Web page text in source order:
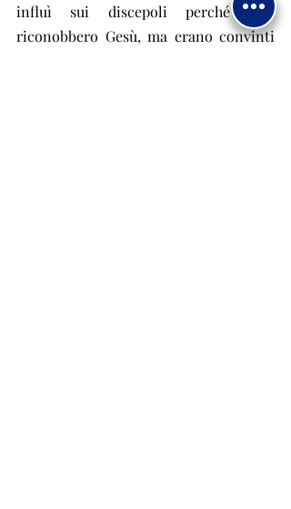
influì sui discepoli perché non
riconobbero Gesù, ma erano convinti